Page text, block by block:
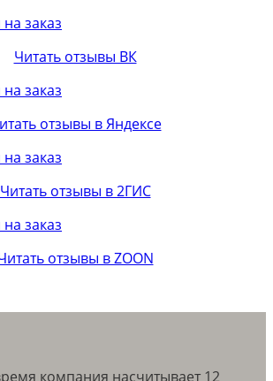
Читать отзывы ВК
отзывы в Яндексе
Читать отзывы в 2ГИС
отзывы в ZOON
компания насчитывает 12